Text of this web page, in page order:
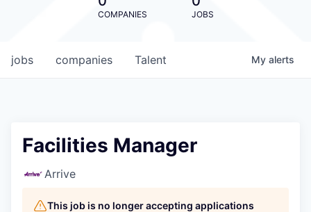
COMPANIES JOBS
jobs companies Talent My alerts
Facilities Manager
Arrive
This job is no longer accepting applications